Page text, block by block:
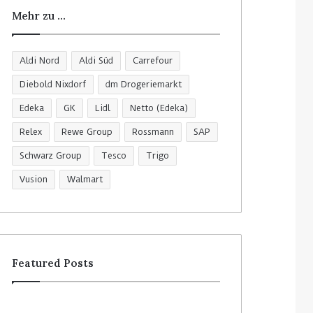
Mehr zu …
Aldi Nord Aldi Süd Carrefour
Diebold Nixdorf dm Drogeriemarkt
Edeka GK Lidl Netto (Edeka)
Relex Rewe Group Rossmann SAP
Schwarz Group Tesco Trigo
Vusion Walmart
Featured Posts